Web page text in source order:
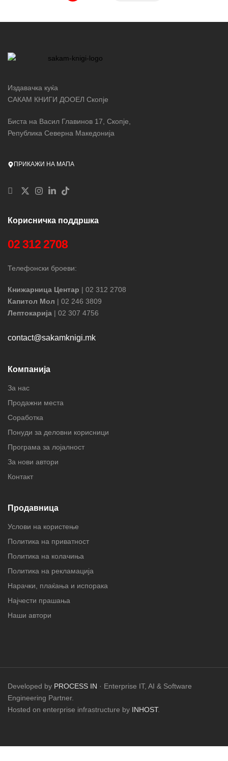
Издавачка куќа
САКАМ КНИГИ ДООЕЛ Скопје
Биста на Васил Главинов 17, Скопје,
Република Северна Македонија
ПРИКАЖИ НА МАПА
Корисничка поддршка
02 312 2708
Телефонски броеви:
Книжарница Центар | 02 312 2708
Капитол Мол | 02 246 3809
Лептокарија | 02 307 4756
contact@sakamknigi.mk
Компанија
За нас
Продажни места
Соработка
Понуди за деловни корисници
Програма за лојалност
За нови автори
Контакт
Продавница
Услови на користење
Политика на приватност
Политика на колачиња
Политика на рекламација
Нарачки, плаќања и испорака
Најчести прашања
Наши автори
Developed by PROCESS IN · Enterprise IT, AI & Software
Engineering Partner.
Hosted on enterprise infrastructure by INHOST.